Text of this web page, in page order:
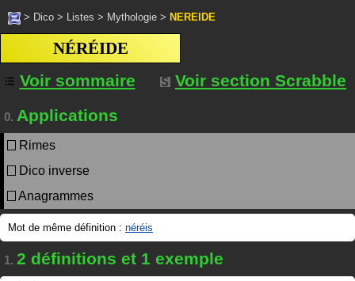
> Dico > Listes > Mythologie > NEREIDE
NÉRÉIDE
Voir sommaire
Voir section Scrabble
0. Applications
Rimes
Dico inverse
Anagrammes
Mot de même définition : néréis
1. 2 définitions et 1 exemple